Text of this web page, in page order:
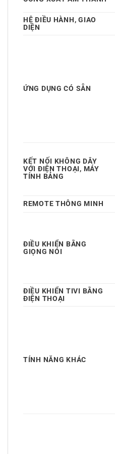
HỆ ĐIỀU HÀNH, GIAO
DIỆN
ỨNG DỤNG CÓ SẴN
KẾT NỐI KHÔNG DÂY
VỚI ĐIỆN THOẠI, MÁY
TÍNH BẢNG
REMOTE THÔNG MINH
ĐIỀU KHIỂN BẰNG
GIỌNG NÓI
ĐIỀU KHIỂN TIVI BẰNG
ĐIỆN THOẠI
TÍNH NĂNG KHÁC